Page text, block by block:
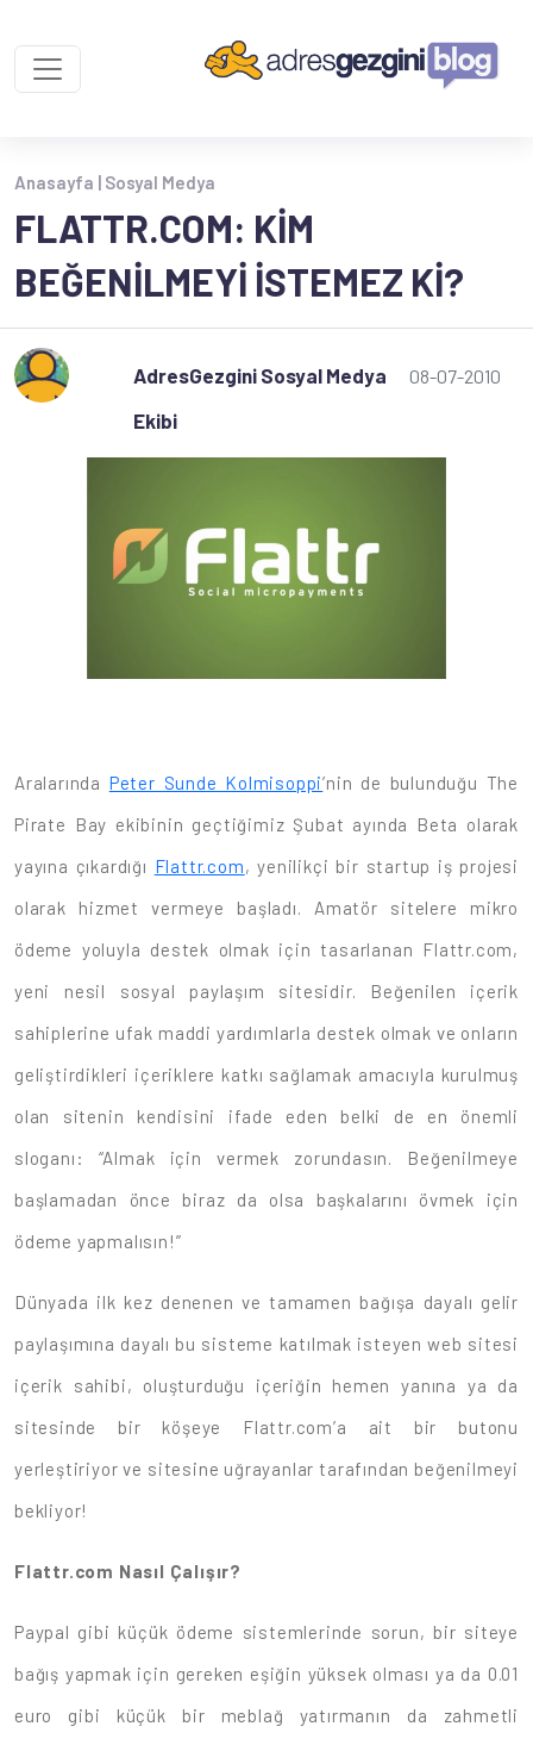
Anasayfa | Sosyal Medya
FLATTR.COM: KIM
BEĞENILMEYI İSTEMEZ KI?
AdresGezgini Sosyal Medya
Ekibi
08-07-2010
Aralarında Peter Sunde Kolmisoppi’nin de bulunduğu The
Pirate Bay ekibinin geçtiğimiz Şubat ayında Beta olarak
yayına çıkardığı Flattr.com, yenilikçi bir startup iş projesi
olarak hizmet vermeye başladı. Amatör sitelere mikro
ödeme yoluyla destek olmak için tasarlanan Flattr.com,
yeni nesil sosyal paylaşım sitesidir. Beğenilen içerik
sahiplerine ufak maddi yardımlarla destek olmak ve onların
geliştirdikleri içeriklere katkı sağlamak amacıyla kurulmuş
olan sitenin kendisini ifade eden belki de en önemli
sloganı: “Almak için vermek zorundasın. Beğenilmeye
başlamadan önce biraz da olsa başkalarını övmek için
ödeme yapmalısın!”
Dünyada ilk kez denenen ve tamamen bağışa dayalı gelir
paylaşımına dayalı bu sisteme katılmak isteyen web sitesi
içerik sahibi, oluşturduğu içeriğin hemen yanına ya da
sitesinde bir köşeye Flattr.com’a ait bir butonu
yerleştiriyor ve sitesine uğrayanlar tarafından beğenilmeyi
bekliyor!
Flattr.com Nasıl Çalışır?
Paypal gibi küçük ödeme sistemlerinde sorun, bir siteye
bağış yapmak için gereken eşiğin yüksek olması ya da 0.01
euro gibi küçük bir meblağ yatırmanın da zahmetli